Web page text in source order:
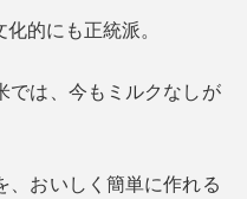
的にも正統派。
では、今もミルクなしが
、おいしく簡単に作れる